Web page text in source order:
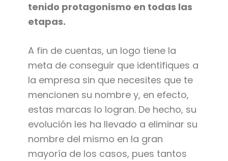
tenido protagonismo en todas las
etapas.
A fin de cuentas, un logo tiene la
meta de conseguir que identifiques a
la empresa sin que necesites que te
mencionen su nombre y, en efecto,
estas marcas lo logran. De hecho, su
evolución les ha llevado a eliminar su
nombre del mismo en la gran
mayoría de los casos, pues tantos